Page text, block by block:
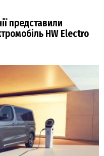
представили
HW Electro